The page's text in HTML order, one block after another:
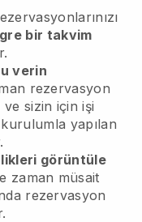
bir takvim
verin
rezervasyon
sizin için işi
yapılan
görüntüle
zaman müsait
rezervasyon